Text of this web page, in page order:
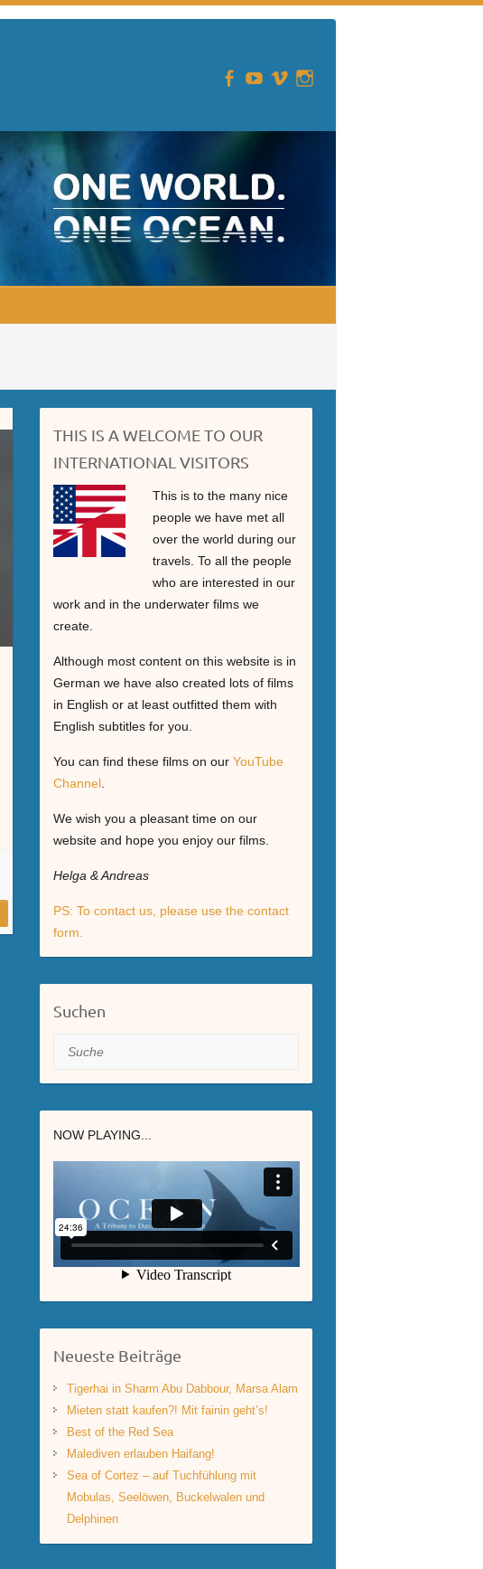
THIS IS A WELCOME TO OUR
INTERNATIONAL VISITORS
This is to the many nice
people we have met all
over the world during our
travels. To all the people
who are interested in our
work and in the underwater films we
create.
Although most content on this website is in
German we have also created lots of films
in English or at least outfitted them with
English subtitles for you.
You can find these films on our YouTube
Channel.
We wish you a pleasant time on our
website and hope you enjoy our films.
Helga & Andreas
PS: To contact us, please use the contact
form.
Suchen
Suche
NOW PLAYING...
Neueste Beiträge
Tigerhai in Sharm Abu Dabbour, Marsa Alam
Mieten statt kaufen?! Mit fainin geht’s!
Best of the Red Sea
Malediven erlauben Haifang!
Sea of Cortez – auf Tuchfühlung mit
Mobulas, Seelöwen, Buckelwalen und
Delphinen